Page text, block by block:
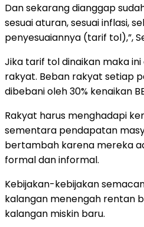
Dan sekarang dianggap
sesuai aturan, sesuai inflasi,
penyesuaiannya (tarif tol),”,
Jika tarif tol dinaikan maka
rakyat. Beban rakyat setiap
dibebani oleh 30% kenaikan
Rakyat harus menghadapi
sementara pendapatan
bertambah karena mereka
formal dan informal.
Kebijakan-kebijakan
kalangan menengah rentan
kalangan miskin baru.